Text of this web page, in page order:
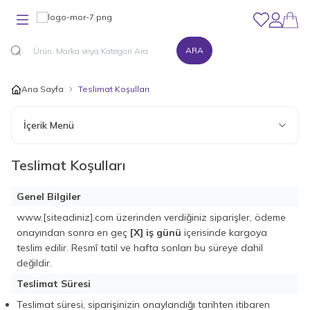
ARA
Hesabım
Favorilerim
Ana Sayfa Teslimat Koşulları
İçerik Menü
Teslimat Koşulları
Genel Bilgiler
www.[siteadiniz].com üzerinden verdiğiniz siparişler, ödeme
onayından sonra en geç [X] iş günü içerisinde kargoya
teslim edilir. Resmî tatil ve hafta sonları bu süreye dahil
değildir.
Teslimat Süresi
Teslimat süresi, siparişinizin onaylandığı tarihten itibaren